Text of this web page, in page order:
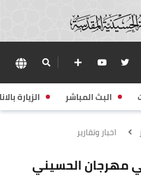
البث المباشر الزيارة
اخبار وتقارير
مهرجان الحسيني